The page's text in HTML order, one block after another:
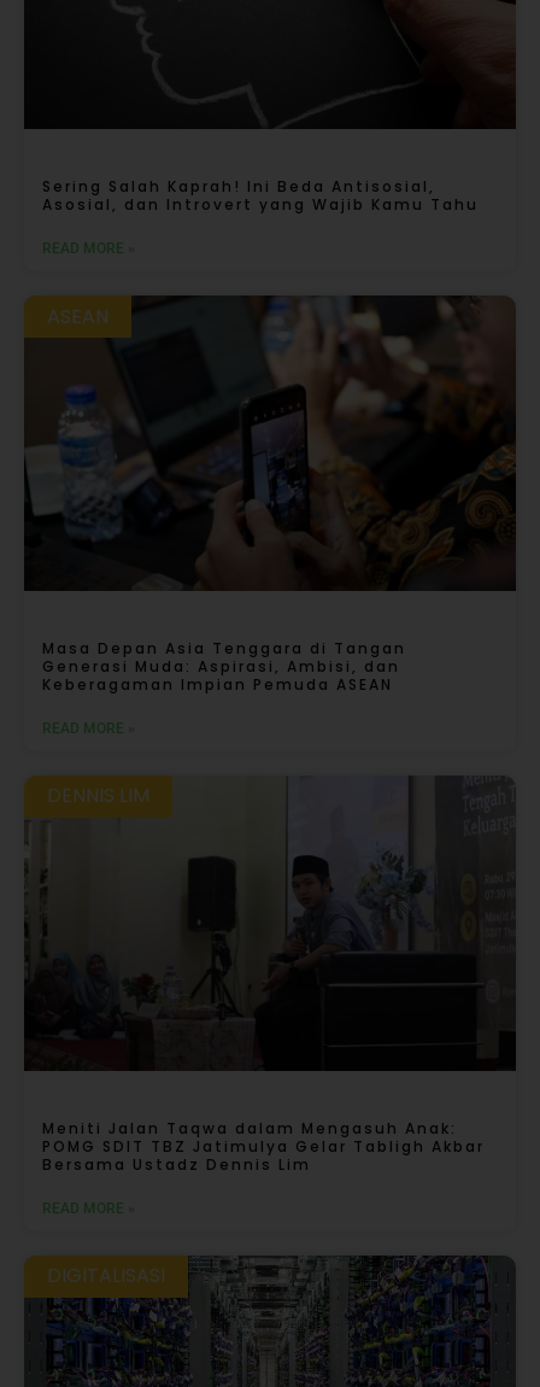
Sering Salah Kaprah! Ini Beda Antisosial,
Asosial, dan Introvert yang Wajib Kamu Tahu
READ MORE »
ASEAN
Masa Depan Asia Tenggara di Tangan
Generasi Muda: Aspirasi, Ambisi, dan
Keberagaman Impian Pemuda ASEAN
READ MORE »
DENNIS LIM
Meniti Jalan Taqwa dalam Mengasuh Anak:
POMG SDIT TBZ Jatimulya Gelar Tabligh Akbar
Bersama Ustadz Dennis Lim
READ MORE »
DIGITALISASI